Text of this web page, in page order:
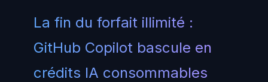
La fin du forfait illimité :
GitHub Copilot bascule en
crédits IA consommables